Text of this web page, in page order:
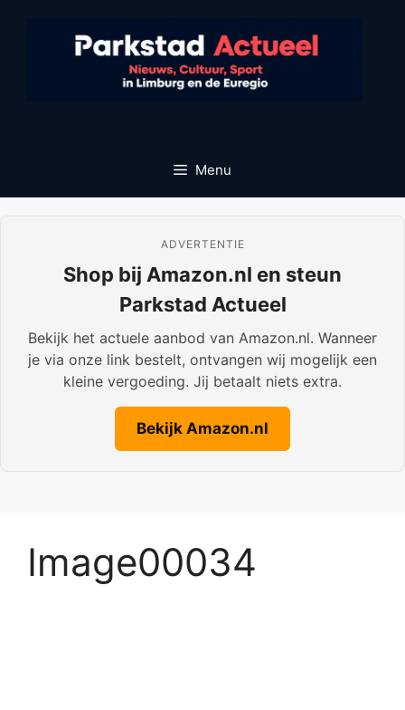
Menu
ADVERTENTIE
Shop bij Amazon.nl en steun
Parkstad Actueel
Bekijk het actuele aanbod van Amazon.nl. Wanneer
je via onze link bestelt, ontvangen wij mogelijk een
kleine vergoeding. Jij betaalt niets extra.
Bekijk Amazon.nl
Image00034